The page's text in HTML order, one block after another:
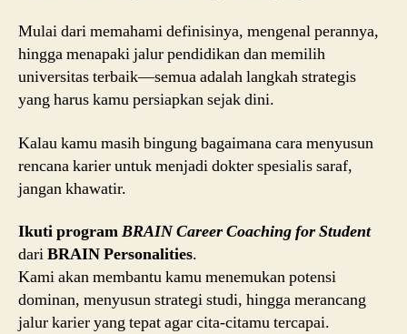
Mulai dari memahami definisinya, mengenal perannya,
hingga menapaki jalur pendidikan dan memilih
universitas terbaik—semua adalah langkah strategis
yang harus kamu persiapkan sejak dini.
Kalau kamu masih bingung bagaimana cara menyusun
rencana karier untuk menjadi dokter spesialis saraf,
jangan khawatir.
Ikuti programBRAIN Career Coaching for Student
dariBRAIN Personalities.
Kami akan membantu kamu menemukan potensi
dominan, menyusun strategi studi, hingga merancang
jalur karier yang tepat agar cita-citamu tercapai.